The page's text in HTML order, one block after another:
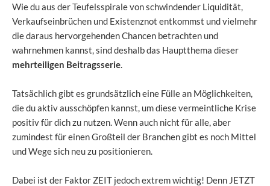
Wie du aus der Teufelsspirale von schwindender Liquidität,
Verkaufseinbrüchen und Existenznot entkommst und vielmehr
die daraus hervorgehenden Chancen betrachten und
wahrnehmen kannst, sind deshalb das Hauptthema dieser
mehrteiligen Beitragsserie
Tatsächlich gibt es grundsätzlich eine Fülle an Möglichkeiten,
die du aktiv ausschöpfen kannst, um diese vermeintliche Krise
positiv für dich zu nutzen. Wenn auch nicht für alle, aber
zumindest für einen Großteil der Branchen gibt es noch Mittel
und Wege sich neu zu positionieren.
Dabei ist der Faktor ZEIT jedoch extrem wichtig! Denn JETZT